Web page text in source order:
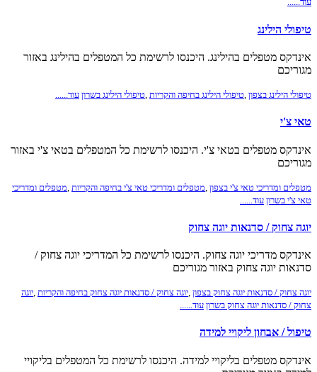
טיפולי הילינג
אינדקס מטפלים בהילינג. היכנסו לרשימת כל המטפלים בהילינג באזור
מגוריכם
טיפולי הילינג בצפון ,טיפולי הילינג בחיפה והקריות ,טיפולי הילינג בשרון עוד......
טאי צ'י
אינדקס מטפלים בטאי צ'י. היכנסו לרשימת כל המטפלים בטאי צ'י באזור
מגוריכם
מטפלים ומדריכי טאי צ'י בצפון מטפלים ומדריכי טאי צ'י בחיפה והקריות מטפלים ומדריכי
טאי צ'י בשרון עוד......
יוגה צחוק / סדנאות יוגה צחוק
אינדקס מדריכי יוגה צחוק. היכנסו לרשימת כל המדריכי יוגה צחוק /
סדנאות יוגה צחוק באזור מגוריכם
יוגה צחוק / סדנאות יוגה צחוק בצפון ,יוגה צחוק / סדנאות יוגה צחוק בחיפה והקריות ,יוגה
צחוק / סדנאות יוגה צחוק בשרון עוד......
טיפול / אבחון ליקויי למידה
אינדקס מטפלים בליקויי למידה. היכנסו לרשימת כל המטפלים בליקויי